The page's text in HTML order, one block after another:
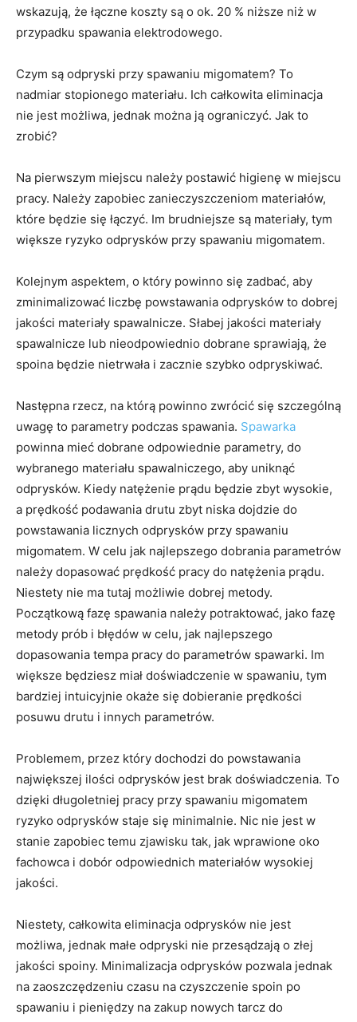
wskazują, że łączne koszty są o ok. 20 % niższe niż w
przypadku spawania elektrodowego.
Czym są odpryski przy spawaniu migomatem? To
nadmiar stopionego materiału. Ich całkowita eliminacja
nie jest możliwa, jednak można ją ograniczyć. Jak to
zrobić?
Na pierwszym miejscu należy postawić higienę w miejscu
pracy. Należy zapobiec zanieczyszczeniom materiałów,
które będzie się łączyć. Im brudniejsze są materiały, tym
większe ryzyko odprysków przy spawaniu migomatem.
Kolejnym aspektem, o który powinno się zadbać, aby
zminimalizować liczbę powstawania odprysków to dobrej
jakości materiały spawalnicze. Słabej jakości materiały
spawalnicze lub nieodpowiednio dobrane sprawiają, że
spoina będzie nietrwała i zacznie szybko odpryskiwać.
Następna rzecz, na którą powinno zwrócić się szczególną
uwagę to parametry podczas spawania. Spawarka
powinna mieć dobrane odpowiednie parametry, do
wybranego materiału spawalniczego, aby uniknąć
odprysków. Kiedy natężenie prądu będzie zbyt wysokie,
a prędkość podawania drutu zbyt niska dojdzie do
powstawania licznych odprysków przy spawaniu
migomatem. W celu jak najlepszego dobrania parametrów
należy dopasować prędkość pracy do natężenia prądu.
Niestety nie ma tutaj możliwie dobrej metody.
Początkową fazę spawania należy potraktować, jako fazę
metody prób i błędów w celu, jak najlepszego
dopasowania tempa pracy do parametrów spawarki. Im
większe będziesz miał doświadczenie w spawaniu, tym
bardziej intuicyjnie okaże się dobieranie prędkości
posuwu drutu i innych parametrów.
Problemem, przez który dochodzi do powstawania
największej ilości odprysków jest brak doświadczenia. To
dzięki długoletniej pracy przy spawaniu migomatem
ryzyko odprysków staje się minimalnie. Nic nie jest w
stanie zapobiec temu zjawisku tak, jak wprawione oko
fachowca i dobór odpowiednich materiałów wysokiej
jakości.
Niestety, całkowita eliminacja odprysków nie jest
możliwa, jednak małe odpryski nie przesądzają o złej
jakości spoiny. Minimalizacja odprysków pozwala jednak
na zaoszczędzeniu czasu na czyszczenie spoin po
spawaniu i pieniędzy na zakup nowych tarcz do